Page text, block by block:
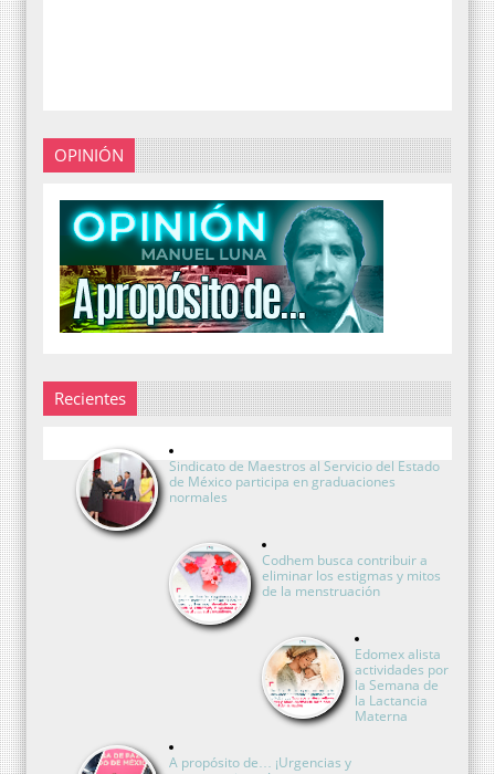
OPINIÓN
Recientes
Sindicato de Maestros al Servicio del Estado
de México participa en graduaciones
normales
Codhem busca contribuir a
eliminar los estigmas y mitos
de la menstruación
Edomex alista
actividades por
la Semana de
la Lactancia
Materna
A propósito de… ¡Urgencias y